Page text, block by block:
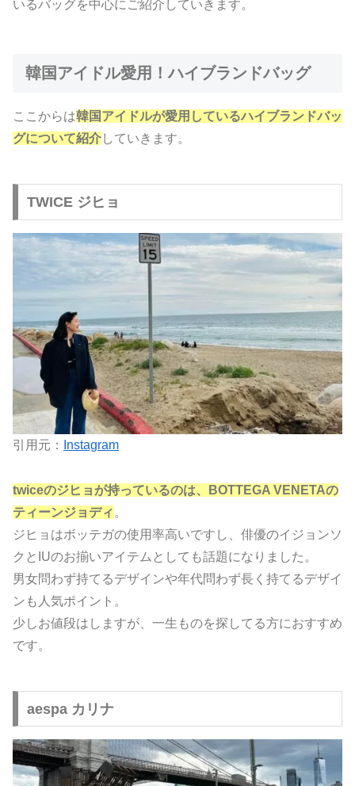
いるバッグを中心にご紹介していきます。
韓国アイドル愛用！ハイブランドバッグ
ここからは韓国アイドルが愛用しているハイブランドバッ
グについて紹介していきます。
TWICE ジヒョ
引用元： Instagram
twiceのジヒョが持っているのは、BOTTEGA VENETAの
ティーンジョディ 。
ジヒョはボッテガの使用率高いですし、俳優のイジョンソ
クとIUのお揃いアイテムとしても話題になりました。
男女問わず持てるデザインや年代問わず長く持てるデザイ
ンも人気ポイント。
少しお値段はしますが、一生ものを探してる方におすすめ
です。
aespa カリナ